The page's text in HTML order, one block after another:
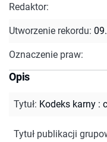
Redaktor:
Utworzenie rekordu:
Oznaczenie praw:
Opis
Tytuł: Kodeks karny :
Tytuł publikacji